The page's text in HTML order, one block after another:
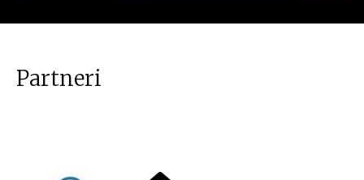
Partneri